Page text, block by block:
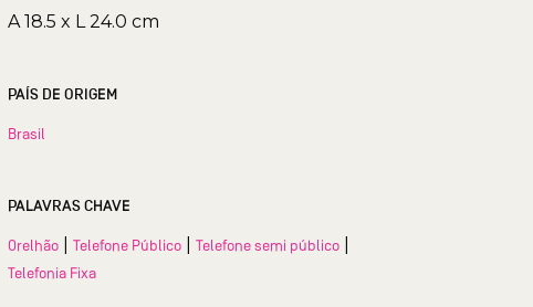
A 18.5 x L 24.0 cm
PAÍS DE ORIGEM
Brasil
PALAVRAS CHAVE
Orelhão |Telefone Público |Telefone semi público
Telefonia Fixa